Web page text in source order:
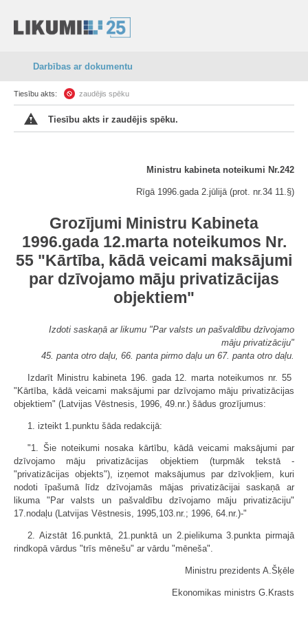
Darbības ar dokumentu
Tiesību akts: zaudējis spēku
Tiesību akts ir zaudējis spēku.
Ministru kabineta noteikumi Nr.242
Rīgā 1996.gada 2.jūlijā (prot. nr.34 11.§)
Grozījumi Ministru Kabineta
1996.gada 12.marta noteikumos Nr.
55 "Kārtība, kādā veicami maksājumi
par dzīvojamo māju privatizācijas
objektiem"
Izdoti saskaņā ar likumu "Par valsts un pašvaldību dzīvojamo
māju privatizāciju"
45. panta otro daļu, 66. panta pirmo daļu un 67. panta otro daļu.
Izdarīt Ministru kabineta 196. gada 12. marta noteikumos nr. 55
"Kārtība, kādā veicami maksājumi par dzīvojamo māju privatizācijas
objektiem" (Latvijas Vēstnesis, 1996, 49.nr.) šādus grozījumus:
1. izteikt 1.punktu šāda redakcijā:
"1. Šie noteikumi nosaka kārtību, kādā veicami maksājumi par
dzīvojamo māju privatizācijas objektiem (turpmāk tekstā -
"privatizācijas objekts"), izņemot maksājumus par dzīvokļiem, kuri
nodoti īpašumā līdz dzīvojamās mājas privatizācijai saskaņā ar
likuma "Par valsts un pašvaldību dzīvojamo māju privatizāciju"
17.nodaļu (Latvijas Vēstnesis, 1995,103.nr.; 1996, 64.nr.)-"
2. Aizstāt 16.punktā, 21.punktā un 2.pielikuma 3.punkta pirmajā
rindkopā vārdus "trīs mēnešu" ar vārdu "mēneša".
Ministru prezidents A.Šķēle
Ekonomikas ministrs G.Krasts